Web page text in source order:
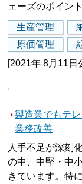
ェーズのポイン
生産管理
原価管理
[2021年 8月11日
製造業でもテ
業務改善
人手不足が深刻
の中、中堅・中
きています。特